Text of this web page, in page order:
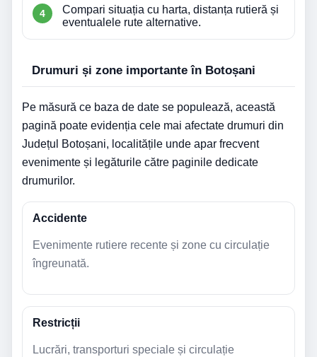
Compari situația cu harta, distanța rutieră și
eventualele rute alternative.
Drumuri și zone importante în Botoșani
Pe măsură ce baza de date se populează, această
pagină poate evidenția cele mai afectate drumuri din
Județul Botoșani, localitățile unde apar frecvent
evenimente și legăturile către paginile dedicate
drumurilor.
Accidente
Evenimente rutiere recente și zone cu circulație
îngreunată.
Restricții
Lucrări, transporturi speciale și circulație